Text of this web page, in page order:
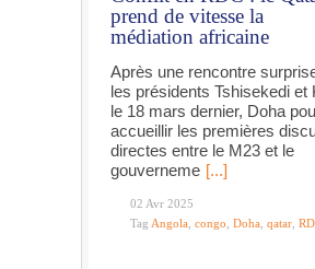
prend de vitesse la
médiation africaine
Après une rencontre
les présidents Tshisekedi et
le 18 mars dernier, Doha
accueillir les premières
directes entre le M23 et le
gouverneme [...]
02 Avr 2025
Tag Angola congo Doha qatar